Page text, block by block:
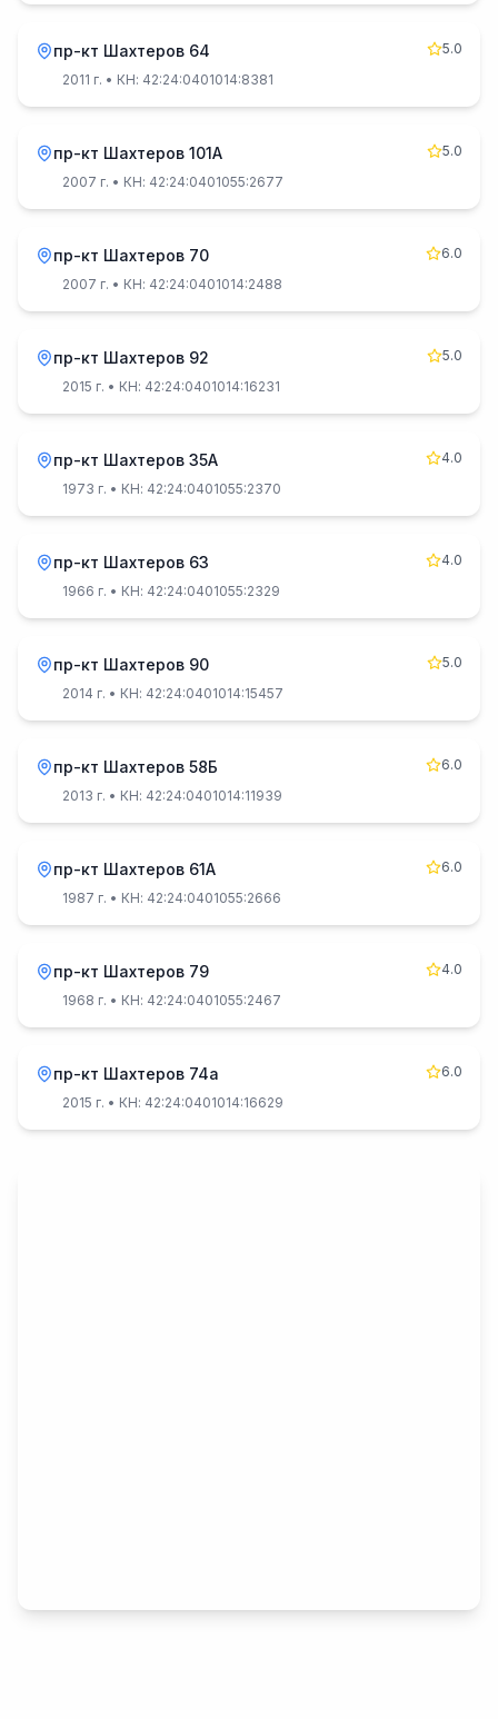
пр-кт Шахтеров 64
5.0
2011 г. • КН: 42:24:0401014:8381
пр-кт Шахтеров 101А
5.0
2007 г. • КН: 42:24:0401055:2677
пр-кт Шахтеров 70
6.0
2007 г. • КН: 42:24:0401014:2488
пр-кт Шахтеров 92
5.0
2015 г. • КН: 42:24:0401014:16231
пр-кт Шахтеров 35А
4.0
1973 г. • КН: 42:24:0401055:2370
пр-кт Шахтеров 63
4.0
1966 г. • КН: 42:24:0401055:2329
пр-кт Шахтеров 90
5.0
2014 г. • КН: 42:24:0401014:15457
пр-кт Шахтеров 58Б
6.0
2013 г. • КН: 42:24:0401014:11939
пр-кт Шахтеров 61А
6.0
1987 г. • КН: 42:24:0401055:2666
пр-кт Шахтеров 79
4.0
1968 г. • КН: 42:24:0401055:2467
пр-кт Шахтеров 74а
6.0
2015 г. • КН: 42:24:0401014:16629